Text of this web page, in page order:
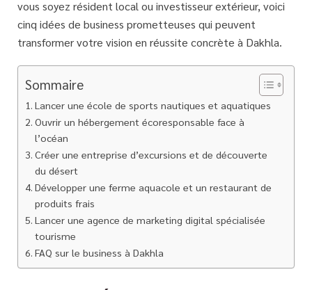
vous soyez résident local ou investisseur extérieur, voici
cinq idées de business prometteuses qui peuvent
transformer votre vision en réussite concrète à Dakhla.
Sommaire
Lancer une école de sports nautiques et aquatiques
Ouvrir un hébergement écoresponsable face à
l’océan
Créer une entreprise d’excursions et de découverte
du désert
Développer une ferme aquacole et un restaurant de
produits frais
Lancer une agence de marketing digital spécialisée
tourisme
FAQ sur le business à Dakhla